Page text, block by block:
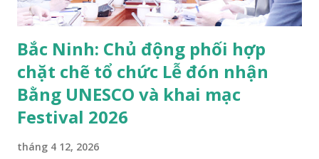
Festival “Về m...
Bắc Ninh: Chủ động phối hợp
chặt chẽ tổ chức Lễ đón nhận
Bằng UNESCO và khai mạc
Festival 2026
tháng 4 12, 2026